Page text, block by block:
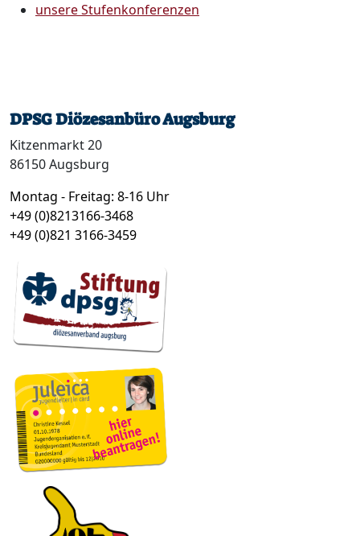
unsere Stufenkonferenzen
DPSG Diözesanbüro Augsburg
Kitzenmarkt 20
86150 Augsburg
Montag - Freitag: 8-16 Uhr
+49 (0)8213166-3468
+49 (0)821 3166-3459